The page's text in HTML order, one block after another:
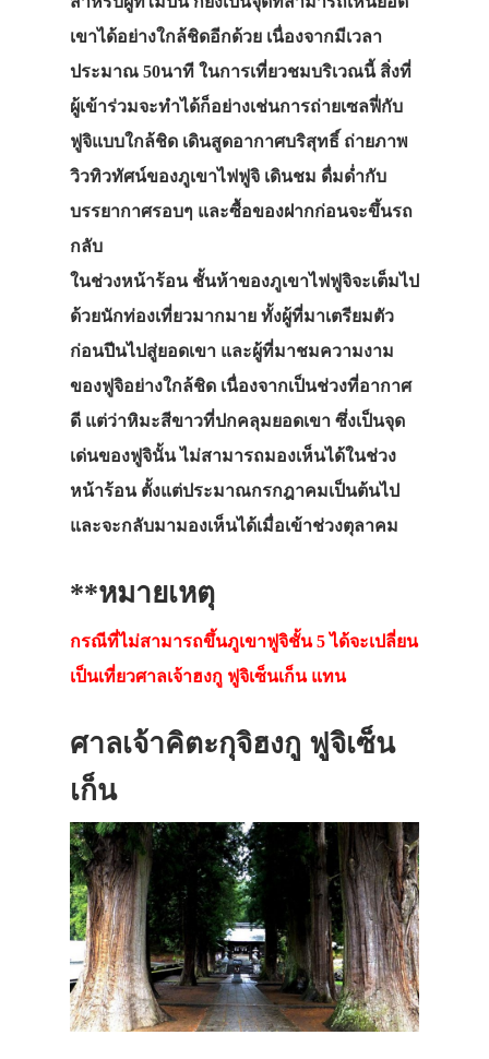
เขาได้อย่างใกล้ชิดอีกด้วย เนื่องจากมีเวลา
ประมาณ 50นาที ในการเที่ยวชมบริเวณนี้ สิ่งที่
ผู้เข้าร่วมจะทำได้ก็อย่างเช่นการถ่ายเซลฟี่กับ
ฟูจิแบบใกล้ชิด เดินสูดอากาศบริสุทธิ์ ถ่ายภาพ
วิวทิวทัศน์ของภูเขาไฟฟูจิ เดินชม ดื่มด่ำกับ
บรรยากาศรอบๆ และซื้อของฝากก่อนจะขึ้นรถ
กลับ
ในช่วงหน้าร้อน ชั้นห้าของภูเขาไฟฟูจิจะเต็มไป
ด้วยนักท่องเที่ยวมากมาย ทั้งผู้ที่มาเตรียมตัว
ก่อนปีนไปสู่ยอดเขา และผู้ที่มาชมความงาม
ของฟูจิอย่างใกล้ชิด เนื่องจากเป็นช่วงที่อากาศ
ดี แต่ว่าหิมะสีขาวที่ปกคลุมยอดเขา ซึ่งเป็นจุด
เด่นของฟูจินั้น ไม่สามารถมองเห็นได้ในช่วง
หน้าร้อน ตั้งแต่ประมาณกรกฎาคมเป็นต้นไป
และจะกลับมามองเห็นได้เมื่อเข้าช่วงตุลาคม
**หมายเหตุ
กรณีที่ไม่สามารถขึ้นภูเขาฟูจิชั้น 5 ได้จะเปลี่ยน
เป็นเที่ยวศาลเจ้าฮงกู ฟูจิเซ็นเก็น แทน
ศาลเจ้าคิตะกุจิฮงกู ฟูจิเซ็น
เก็น